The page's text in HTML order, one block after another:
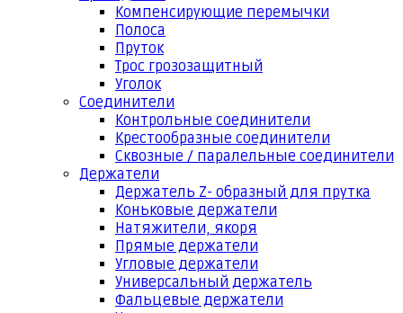
Компенсирующие перемычки
Полоса
Пруток
Трос грозозащитный
Уголок
Соединители
Контрольные соединители
Крестообразные соединители
Сквозные / паралельные соединители
Держатели
Держатель Z- образный для прутка
Коньковые держатели
Натяжители, якоря
Прямые держатели
Угловые держатели
Универсальный держатель
Фальцевые держатели